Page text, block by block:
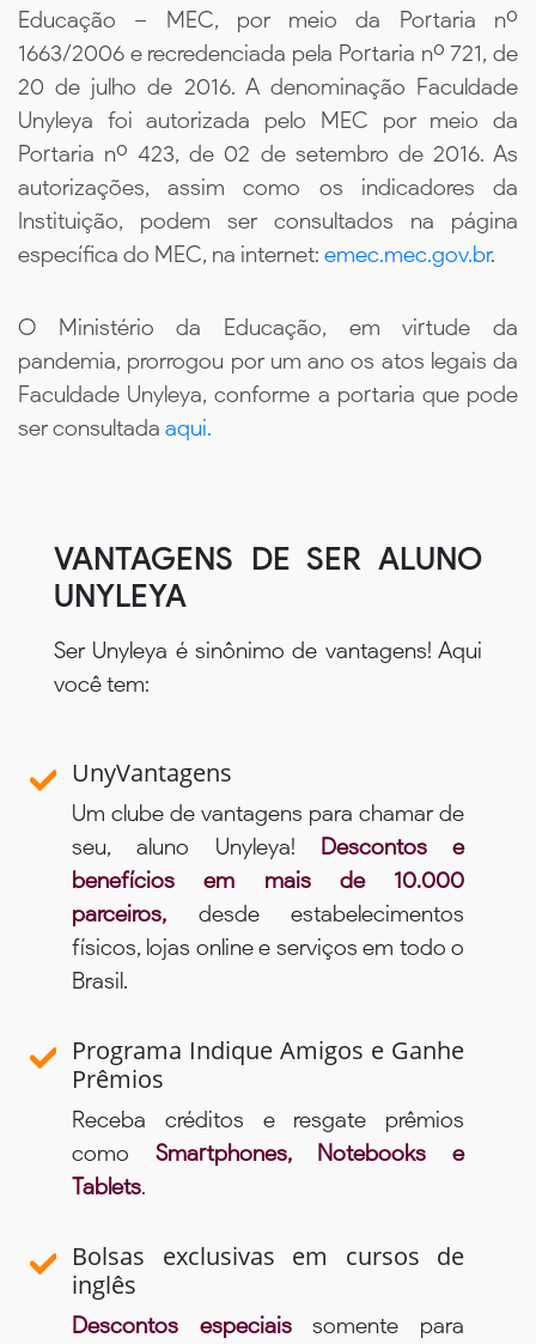
Educação – MEC, por meio da Portaria nº
1663/2006 e recredenciada pela Portaria nº 721, de
20 de julho de 2016. A denominação Faculdade
Unyleya foi autorizada pelo MEC por meio da
Portaria nº 423, de 02 de setembro de 2016. As
autorizações, assim como os indicadores da
Instituição, podem ser consultados na página
específica do MEC, na internet: emec.mec.gov.br.
O Ministério da Educação, em virtude da
pandemia, prorrogou por um ano os atos legais da
Faculdade Unyleya, conforme a portaria que pode
ser consultada aqui.
VANTAGENS DE SER ALUNO
UNYLEYA
Ser Unyleya é sinônimo de vantagens! Aqui
você tem:
UnyVantagens
Um clube de vantagens para chamar de
seu, aluno Unyleya! Descontos e
benefícios em mais de 10.000
parceiros, desde estabelecimentos
físicos, lojas online e serviços em todo o
Brasil.
Programa Indique Amigos e Ganhe
Prêmios
Receba créditos e resgate prêmios
como Smartphones, Notebooks e
Tablets.
Bolsas exclusivas em cursos de
inglês
Descontos especiaissomente para